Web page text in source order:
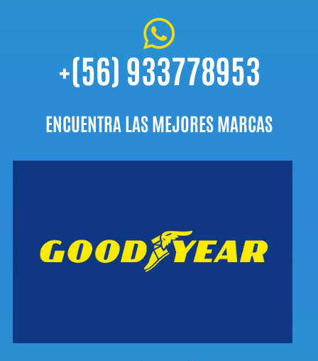

+(56) 933778953
ENCUENTRA LAS MEJORES MARCAS